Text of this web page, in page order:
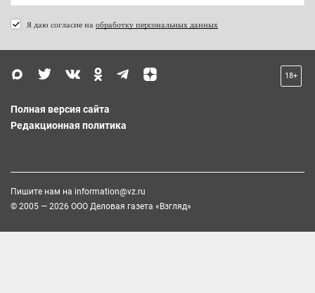
Я даю согласие на обработку персональных данных
18+
Полная версия сайта
Редакционная политика
Пишите нам на information@vz.ru
© 2005 — 2026 ООО Деловая газета «Взгляд»